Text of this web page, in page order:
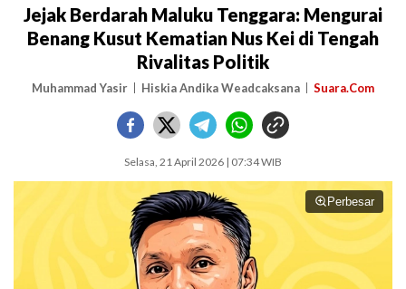
Jejak Berdarah Maluku Tenggara: Mengurai
Benang Kusut Kematian Nus Kei di Tengah
Rivalitas Politik
Muhammad Yasir Hiskia Andika Weadcaksana Suara.Com
Selasa, 21 April 2026 | 07:34 WIB
Perbesar